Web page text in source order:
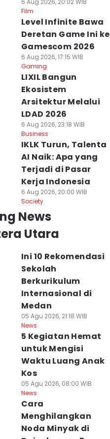
6 Aug 2026, 20:02 WIB
Film
Level Infinite Bawa
Deretan Game Ini ke
Gamescom 2026
6 Aug 2026, 17:15 WIB
Gaming
LIXIL Bangun
Ekosistem
Arsitektur Melalui
LDAD 2026
6 Aug 2026, 23:18 WIB
Business
IKLK Turun, Talenta
AI Naik: Apa yang
Terjadi di Pasar
Kerja Indonesia
6 Aug 2026, 20:00 WIB
Society
News
Utara
Ini 10 Rekomendasi
Sekolah
Berkurikulum
Internasional di
Medan
05 Agu 2026, 21:18 WIB
News
5 Kegiatan Hemat
untuk Mengisi
Waktu Luang Anak
Kos
05 Agu 2026, 08:00 WIB
News
Cara
Menghilangkan
Noda Minyak di